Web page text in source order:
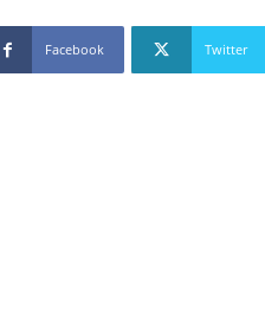
Facebook Twitter